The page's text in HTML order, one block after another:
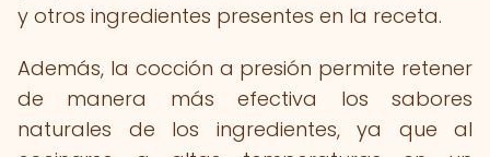
y otros ingredientes presentes en la receta.
Además, la cocción a presión permite retener
de manera más efectiva los sabores
naturales de los ingredientes, ya que al